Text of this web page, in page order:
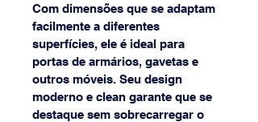
Com dimensões que se adaptam
facilmente a diferentes
superfícies, ele é ideal para
portas de armários, gavetas e
outros móveis. Seu design
moderno e clean garante que se
destaque sem sobrecarregar o